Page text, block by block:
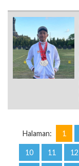
Halaman: 1
10 11 12